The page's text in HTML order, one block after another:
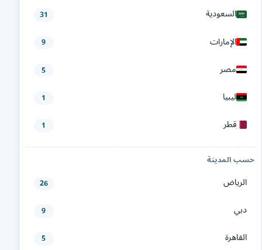
السعودية 31
الإمارات 9
مصر 5
ليبيا 1
قطر 1
حسب المدينة
الرياض 26
دبي 9
القاهرة 5